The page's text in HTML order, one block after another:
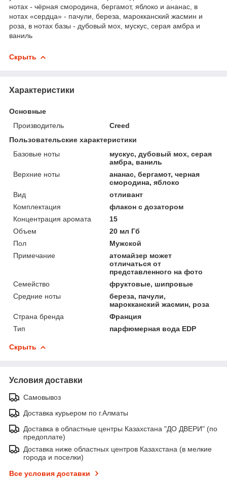
нотах - чёрная смородина, бергамот, яблоко и ананас, в
нотах «сердца» - пачули, береза, марокканский жасмин и
роза, в нотах базы - дубовый мох, мускус, серая амбра и
ваниль
Скрыть
Характеристики
Основные
Производитель
Creed
Пользовательские характеристики
Базовые ноты
мускус, дубовый мох, серая
амбра, ваниль
Верхние ноты
ананас, бергамот, черная
смородина, яблоко
Вид
отливант
Комплектация
флакон с дозатором
Концентрация аромата
15
Объем
20 мл Гб
Пол
Мужской
Примечание
атомайзер может
отличаться от
представленного на фото
Семейство
фруктовые, шипровые
Средние ноты
береза, пачули,
марокканский жасмин, роза
Страна бренда
Франция
Тип
парфюмерная вода EDP
Скрыть
Условия доставки
Самовывоз
Доставка курьером по г.Алматы
Доставка в областные центры Казахстана "ДО ДВЕРИ" (по
предоплате)
Доставка ниже областных центров Казахстана (в мелкие
города и поселки)
Все условия доставки